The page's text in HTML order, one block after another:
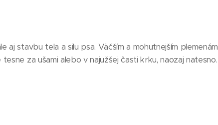
stavbu tela a silu psa. Väčším a mohutnejším plemenám
za ušami alebo v najužšej časti krku, naozaj natesno.